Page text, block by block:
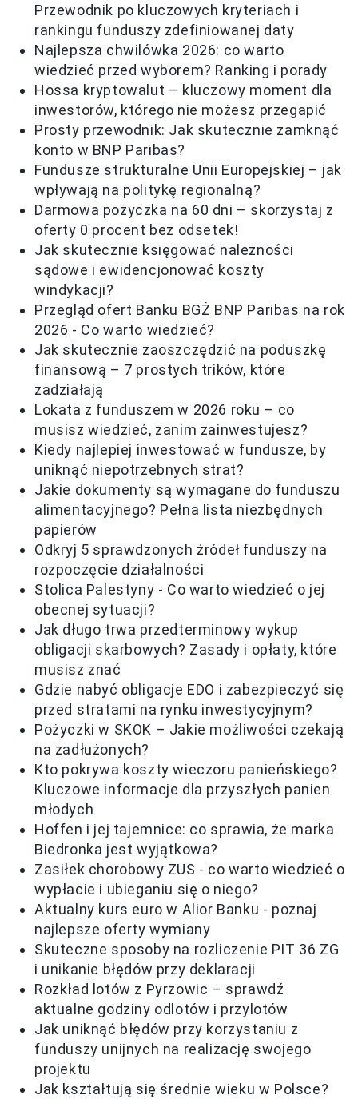
Przewodnik po kluczowych kryteriach i
rankingu funduszy zdefiniowanej daty
Najlepsza chwilówka 2026: co warto
wiedzieć przed wyborem? Ranking i porady
Hossa kryptowalut – kluczowy moment dla
inwestorów, którego nie możesz przegapić
Prosty przewodnik: Jak skutecznie zamknąć
konto w BNP Paribas?
Fundusze strukturalne Unii Europejskiej – jak
wpływają na politykę regionalną?
Darmowa pożyczka na 60 dni – skorzystaj z
oferty 0 procent bez odsetek!
Jak skutecznie księgować należności
sądowe i ewidencjonować koszty
windykacji?
Przegląd ofert Banku BGŻ BNP Paribas na rok
2026 - Co warto wiedzieć?
Jak skutecznie zaoszczędzić na poduszkę
finansową – 7 prostych trików, które
zadziałają
Lokata z funduszem w 2026 roku – co
musisz wiedzieć, zanim zainwestujesz?
Kiedy najlepiej inwestować w fundusze, by
uniknąć niepotrzebnych strat?
Jakie dokumenty są wymagane do funduszu
alimentacyjnego? Pełna lista niezbędnych
papierów
Odkryj 5 sprawdzonych źródeł funduszy na
rozpoczęcie działalności
Stolica Palestyny - Co warto wiedzieć o jej
obecnej sytuacji?
Jak długo trwa przedterminowy wykup
obligacji skarbowych? Zasady i opłaty, które
musisz znać
Gdzie nabyć obligacje EDO i zabezpieczyć się
przed stratami na rynku inwestycyjnym?
Pożyczki w SKOK – Jakie możliwości czekają
na zadłużonych?
Kto pokrywa koszty wieczoru panieńskiego?
Kluczowe informacje dla przyszłych panien
młodych
Hoffen i jej tajemnice: co sprawia, że marka
Biedronka jest wyjątkowa?
Zasiłek chorobowy ZUS - co warto wiedzieć o
wypłacie i ubieganiu się o niego?
Aktualny kurs euro w Alior Banku - poznaj
najlepsze oferty wymiany
Skuteczne sposoby na rozliczenie PIT 36 ZG
i unikanie błędów przy deklaracji
Rozkład lotów z Pyrzowic – sprawdź
aktualne godziny odlotów i przylotów
Jak uniknąć błędów przy korzystaniu z
funduszy unijnych na realizację swojego
projektu
Jak kształtują się średnie wieku w Polsce?